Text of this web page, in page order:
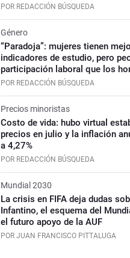
POR REDACCIÓN BÚSQUEDA
Género
“Paradoja”: mujeres tienen
indicadores de estudio, pero
participación laboral que los
POR REDACCIÓN BÚSQUEDA
Precios minoristas
Costo de vida: hubo virtual
precios en julio y la inflación
a 4,27%
POR REDACCIÓN BÚSQUEDA
Mundial 2030
La crisis en FIFA deja dudas
Infantino, el esquema del
el futuro apoyo de la AUF
POR JUAN FRANCISCO PITTALUGA